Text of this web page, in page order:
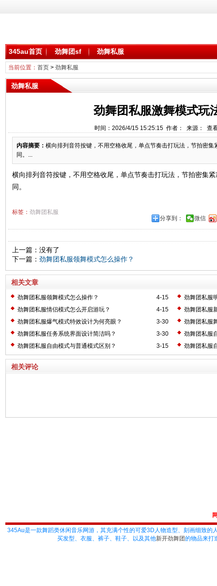
345au首页 劲舞团sf 劲舞私服
当前位置： 首页> 劲舞私服
劲舞私服
劲舞团私服激舞模式玩
时间：2026/4/15 15:25:15 作者： 来源： 查
内容摘要： 横向排列音符按键，不用空格收尾，单点节奏击打玩法，节拍密
同。...
横向排列音符按键，不用空格收尾，单点节奏击打玩法，节拍密集
同。
标签： 劲舞团私服
分享到：
微信
上一篇：没有了
下一篇： 劲舞团私服领舞模式怎么操作？
相关文章
4-15
劲舞团私服领舞模式怎么操作？
劲舞团私服
4-15
劲舞团私服情侣模式怎么开启游玩？
劲舞团私服
3-30
劲舞团私服爆气模式特效设计为何亮眼？
劲舞团私服
3-30
劲舞团私服任务系统界面设计简洁吗？
劲舞团私服
3-15
劲舞团私服自由模式与普通模式区别？ 劲舞团私服
相关评论
345Au是一款舞蹈类休闲音乐网游，其充满个性的可爱3D人物造型、刻画细致
买发型、衣服、裤子、鞋子、以及其他新开劲舞团的物品来打